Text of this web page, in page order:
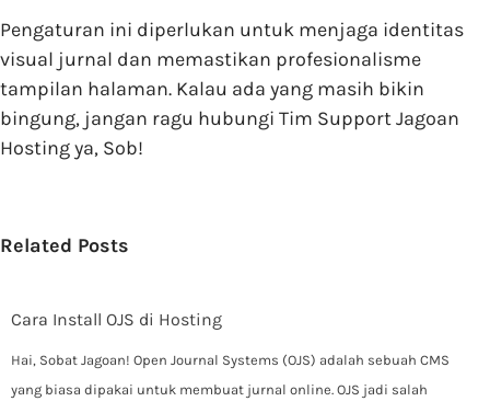
Pengaturan ini diperlukan untuk menjaga identitas
visual jurnal dan memastikan profesionalisme
tampilan halaman. Kalau ada yang masih bikin
bingung, jangan ragu hubungi Tim Support Jagoan
Hosting ya, Sob!
Related Posts
Cara Install OJS di Hosting
Hai, Sobat Jagoan! Open Journal Systems (OJS) adalah sebuah CMS
yang biasa dipakai untuk membuat jurnal online. OJS jadi salah